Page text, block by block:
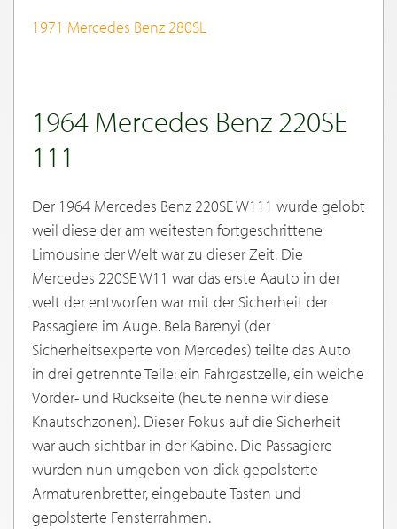
1971 Mercedes Benz 280SL
1964 Mercedes Benz 220SE
111
Der 1964 Mercedes Benz 220SE W111 wurde gelobt
weil diese der am weitesten fortgeschrittene
Limousine der Welt war zu dieser Zeit. Die
Mercedes 220SE W11 war das erste Aauto in der
welt der entworfen war mit der Sicherheit der
Passagiere im Auge. Bela Barenyi (der
Sicherheitsexperte von Mercedes) teilte das Auto
in drei getrennte Teile: ein Fahrgastzelle, ein weiche
Vorder- und Rückseite (heute nenne wir diese
Knautschzonen). Dieser Fokus auf die Sicherheit
war auch sichtbar in der Kabine. Die Passagiere
wurden nun umgeben von dick gepolsterte
Armaturenbretter, eingebaute Tasten und
gepolsterte Fensterrahmen.